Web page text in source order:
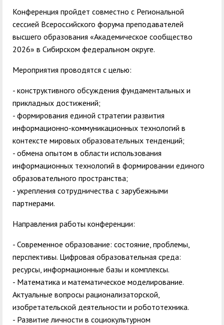
Конференция пройдет совместно с Региональной
сессией Всероссийского форума преподавателей
высшего образования «Академическое сообщество
2026» в Сибирском федеральном округе.
Мероприятия проводятся с целью:
- конструктивного обсуждения фундаментальных и
прикладных достижений;
- формирования единой стратегии развития
информационно-коммуникационных технологий в
контексте мировых образовательных тенденций;
- обмена опытом в области использования
информационных технологий в формировании единого
образовательного пространства;
- укрепления сотрудничества с зарубежными
партнерами.
Направления работы конференции:
- Современное образование: состояние, проблемы,
перспективы. Цифровая образовательная среда:
ресурсы, информационные базы и комплексы.
- Математика и математическое моделирование.
Актуальные вопросы рационализаторской,
изобретательской деятельности и робототехника.
- Развитие личности в социокультурном